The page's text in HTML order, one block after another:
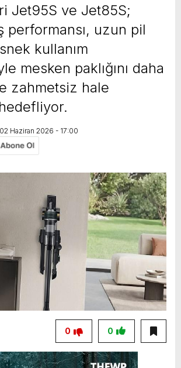
Jet95S ve Jet85S;
performansı, uzun pil
kullanım
mesken paklığını daha
zahmetsiz hale
02 Haziran 2026 - 17:00
0
0